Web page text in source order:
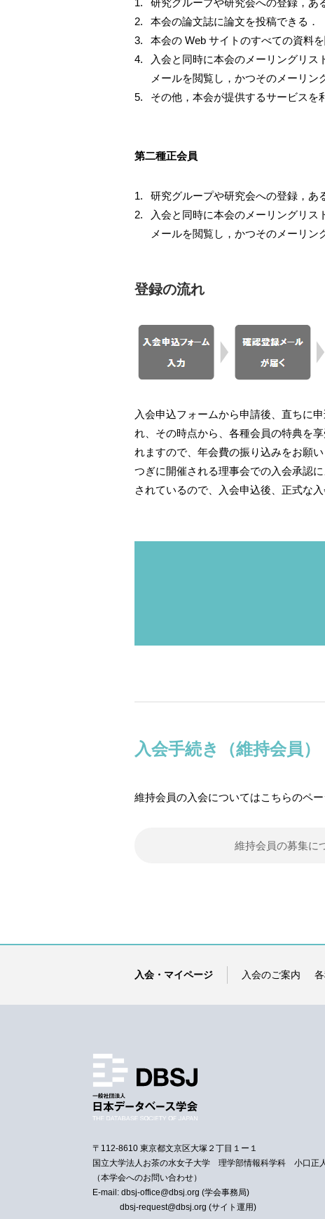
研究グループや研究会への登録，あ
本会の論文誌に論文を投稿できる．
本会の Web サイトのすべての資料を
入会と同時に本会のメーリングリ
メールを閲覧し，かつそのメーリン
その他，本会が提供するサービスを
第二種正会員
研究グループや研究会への登録，あ
入会と同時に本会のメーリングリ
メールを閲覧し，かつそのメーリン
登録の流れ
入会申込フォームから申請後、直ちに
れ、その時点から、各種会員の特典を
れますので、年会費の振り込みをお願い
つぎに開催される理事会での入会承認
されているので、入会申込後、正式な
入会手続き（維持会員）
維持会員の入会についてはこちらのペー
維持会員の募集に
入会・マイページ 入会のご案内
〒112-8610 東京都文京区大塚２丁目１ー１
国立大学法人お茶の水女子大学 理学部情報科学科 小口正
（本学会へのお問い合わせ）
E-mail: dbsj-office@dbsj.org (学会事務局)
dbsj-request@dbsj.org (サイト運用)